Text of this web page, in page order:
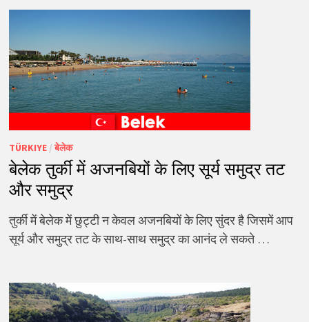
TÜRKIYE/बेलेक
बेलेक तुर्की में अजनबियों के लिए सूर्य समुद्र तट
और समुद्र
तुर्की में बेलेक में छुट्टी न केवल अजनबियों के लिए सुंदर है जिसमें आप
सूर्य और समुद्र तट के साथ-साथ समुद्र का आनंद ले सकते …